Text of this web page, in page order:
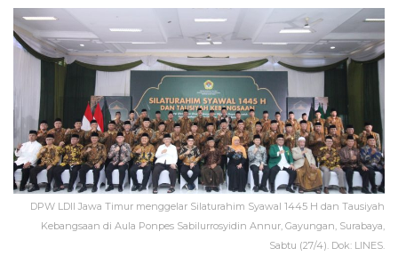
DPW LDII Jawa Timur menggelar Silaturahim Syawal 1445 H dan Tausiyah
Kebangsaan di Aula Ponpes Sabilurrosyidin Annur, Gayungan, Surabaya,
Sabtu (27/4). Dok: LINES.